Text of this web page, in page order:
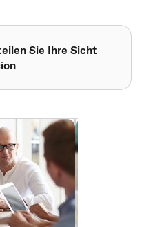
Sie Ihre Sicht